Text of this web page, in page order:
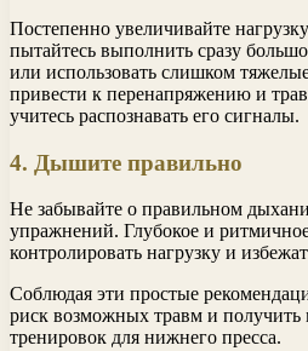
Постепенно увеличивайте
пытайтесь выполнить сразу
или использовать слишком
привести к перенапряжению и
учитесь распознавать его сигналы.
4. Дышите правильно
Не забывайте о правильном
упражнений. Глубокое и
контролировать нагрузку и
Соблюдая эти простые
риск возможных травм и получить
тренировок для нижнего пресса.